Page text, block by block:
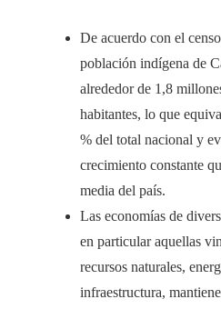
De acuerdo con el
población indígena de
alrededor de 1,8
habitantes, lo que
% del total nacional y
crecimiento constante
media del país.
Las economías de
en particular aquellas
recursos naturales,
infraestructura,